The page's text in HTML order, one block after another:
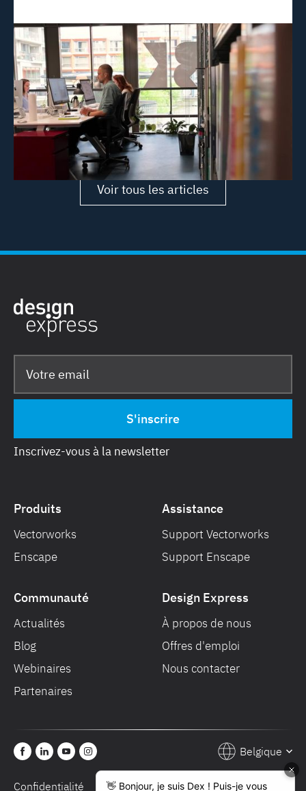
De la première esquisse au plan
technique, Bureau Kroner fait confiance
à Vectorworks
En savoir plus →
Voir tous les articles
Inscrivez-vous à la newsletter
Produits
Vectorworks
Enscape
Assistance
Support Vectorworks
Support Enscape
Communauté
Actualités
Blog
Webinaires
Partenaires
Design Express
À propos de nous
Offres d'emploi
Nous contacter
Confidentialité Conditions de vente
Belgique